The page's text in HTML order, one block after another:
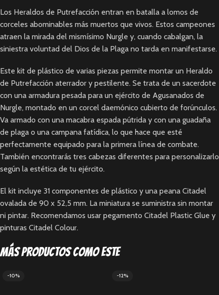
Los Heraldos de Putrefacción entran en batalla a lomos de
corceles abominables más muertos que vivos. Estos campeones
atraen la mirada del mismísimo Nurgle y, cuando cabalgan, la
siniestra voluntad del Dios de la Plaga no tarda en manifestarse.
Este kit de plástico de varias piezas permite montar un Heraldo
de Putrefacción aterrador y pestilente. Se trata de un sacerdote
con una armadura pesada para un ejército de Agusanados de
Nurgle, montado en un corcel daemónico cubierto de forúnculos.
Va armado con una macabra espada pútrida y con una guadaña
de plaga o una campana fatídica, lo que hace que esté
perfectamente equipado para la primera línea de combate.
También encontrarás tres cabezas diferentes para personalizarlo
según la estética de tu ejército.
El kit incluye 31 componentes de plástico y una peana Citadel
ovalada de 90 x 52,5 mm. La miniatura se suministra sin montar
ni pintar. Recomendamos usar pegamento Citadel Plastic Glue y
pinturas Citadel Colour.
Más productos como este
-10% -12%